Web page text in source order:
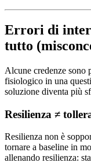
Errori di
tutto
Alcune credenze sono
fisiologico in una
soluzione diventa più
Resilienza ≠
Resilienza non è
tornare a baseline in
allenando resilienza: